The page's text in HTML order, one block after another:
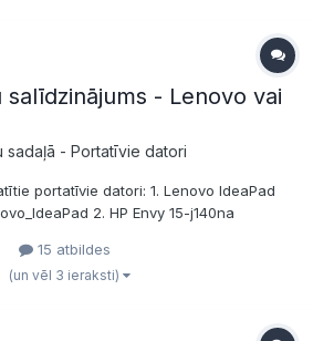
- Lenovo vai
sadaļā - Portatīvie datori
portatīvie datori: 1. Lenovo IdeaPad
2. HP Envy 15-j140na
par sekojošiem tematiem (lūdzu,
kurš pēc...
15 atbildes
(un vēl 3 ieraksti)